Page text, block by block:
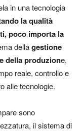
in una tecnologia
la qualità
poco importa la
dellagestione
della produzione,
reale, controllo e
alle tecnologie.
sono
il sistema di